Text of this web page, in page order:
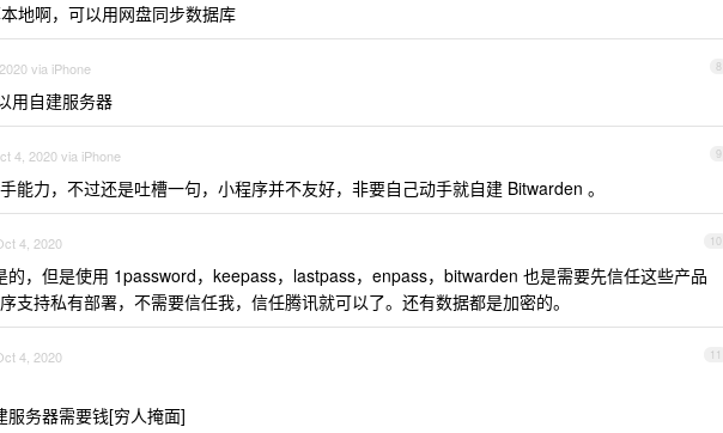
地啊，可以用网盘同步数据库
8
via iPhone
用自建服务器
9
4, 2020 via iPhone
能力，不过还是吐槽一句，小程序并不友好，非要自己动手就自建 Bitwarden 。
10
4, 2020
的，但是使用 1password，keepass，lastpass，enpass，bitwarden 也是需要先信任这些产品
支持私有部署，不需要信任我，信任腾讯就可以了。还有数据都是加密的。
11
4, 2020
服务器需要钱[穷人掩面]